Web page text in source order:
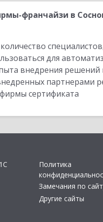
франчайзи в
для
внедрения решений
партнерами
сертификата
Политика
Замечания по
Другие сайты